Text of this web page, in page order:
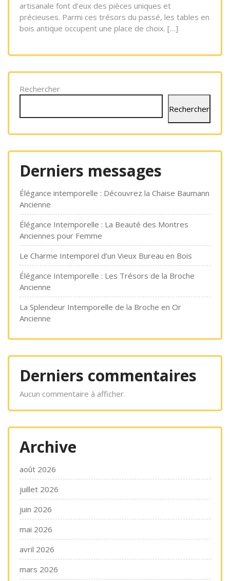
artisanale font d’eux des pièces uniques et
précieuses. Parmi ces trésors du passé, les tables en
bois antique occupent une place de choix. […]
Rechercher
Rechercher
Derniers messages
Élégance intemporelle : Découvrez la Chaise Baumann
Ancienne
Élégance Intemporelle : La Beauté des Montres
Anciennes pour Femme
Le Charme Intemporel d’un Vieux Bureau en Bois
Élégance Intemporelle : Les Trésors de la Broche
Ancienne
La Splendeur Intemporelle de la Broche en Or
Ancienne
Derniers commentaires
Aucun commentaire à afficher.
Archive
août 2026
juillet 2026
juin 2026
mai 2026
avril 2026
mars 2026